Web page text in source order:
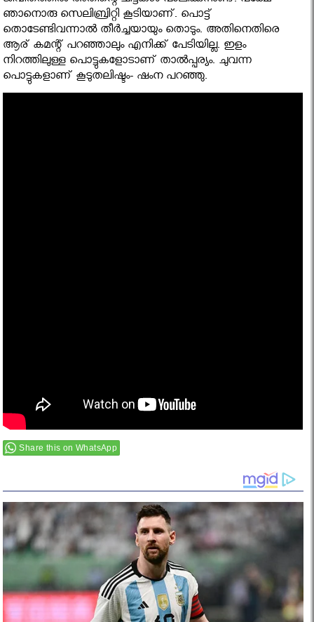
ഞാനൊരു സെലിബ്രിറ്റി കൂടിയാണ്. പൊട്ട്
തൊടേണ്ടിവന്നാല്‍ തീര്‍ച്ചയായും തൊടും. അതിനെതിരെ
ആര് കമന്റ് പറഞ്ഞാലും എനിക്ക് പേടിയില്ല. ഇളം
നിറത്തിലുള്ള പൊട്ടുകളോടാണ് താല്‍പ്പര്യം. ചുവന്ന
പൊട്ടുകളാണ് കൂടുതലിഷ്ടം- ഷംന പറഞ്ഞു.
Share this on WhatsApp